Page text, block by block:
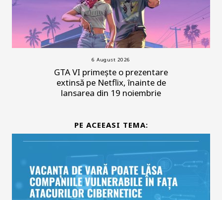
6 August 2026
GTA VI primește o prezentare
extinsă pe Netflix, înainte de
lansarea din 19 noiembrie
PE ACEEASI TEMA: